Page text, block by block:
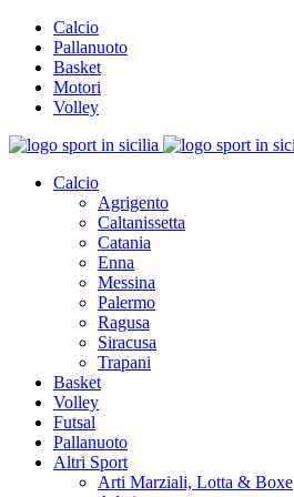
Calcio
Pallanuoto
Basket
Motori
Volley
Calcio
Agrigento
Caltanissetta
Catania
Enna
Messina
Palermo
Ragusa
Siracusa
Trapani
Basket
Volley
Futsal
Pallanuoto
Altri Sport
Arti Marziali, Lotta & Boxe